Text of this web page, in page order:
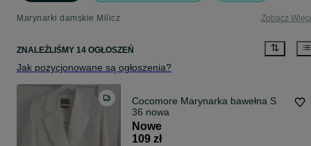
Marynarki damskie Milicz Zobacz
ZNALEŹLIŚMY 14 OGŁOSZEŃ
Jak pozycjonowane są ogłoszenia?
Cocomore Marynarka bawełna S
36 nowa
Nowe
109 zł